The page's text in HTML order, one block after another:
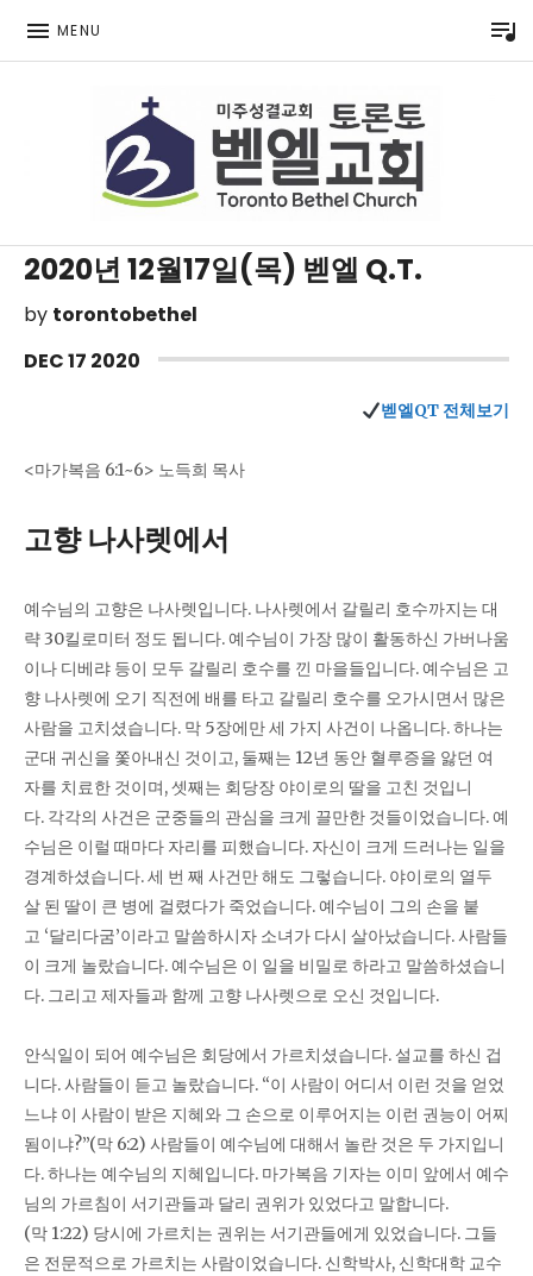
MENU
2020년 12월17일(목) 벧엘 Q.T.
by torontobethel
DEC17 2020
벧엘QT 전체보기
<마가복음 6:1~6> 노득희 목사
고향 나사렛에서
예수님의 고향은 나사렛입니다. 나사렛에서 갈릴리 호수까지는 대
략 30킬로미터 정도 됩니다. 예수님이 가장 많이 활동하신 가버나움
이나 디베랴 등이 모두 갈릴리 호수를 낀 마을들입니다. 예수님은 고
향 나사렛에 오기 직전에 배를 타고 갈릴리 호수를 오가시면서 많은
사람을 고치셨습니다. 막 5장에만 세 가지 사건이 나옵니다. 하나는
군대 귀신을 쫓아내신 것이고, 둘째는 12년 동안 혈루증을 앓던 여
자를 치료한 것이며, 셋째는 회당장 야이로의 딸을 고친 것입니
다. 각각의 사건은 군중들의 관심을 크게 끌만한 것들이었습니다. 예
수님은 이럴 때마다 자리를 피했습니다. 자신이 크게 드러나는 일을
경계하셨습니다. 세 번 째 사건만 해도 그렇습니다. 야이로의 열두
살 된 딸이 큰 병에 걸렸다가 죽었습니다. 예수님이 그의 손을 붙
고 ‘달리다굼’이라고 말씀하시자 소녀가 다시 살아났습니다. 사람들
이 크게 놀랐습니다. 예수님은 이 일을 비밀로 하라고 말씀하셨습니
다. 그리고 제자들과 함께 고향 나사렛으로 오신 것입니다.
안식일이 되어 예수님은 회당에서 가르치셨습니다. 설교를 하신 겁
니다. 사람들이 듣고 놀랐습니다. “이 사람이 어디서 이런 것을 얻었
느냐 이 사람이 받은 지혜와 그 손으로 이루어지는 이런 권능이 어찌
됨이냐?”(막 6:2) 사람들이 예수님에 대해서 놀란 것은 두 가지입니
다. 하나는 예수님의 지혜입니다. 마가복음 기자는 이미 앞에서 예수
님의 가르침이 서기관들과 달리 권위가 있었다고 말합니다.
(막 1:22) 당시에 가르치는 권위는 서기관들에게 있었습니다. 그들
은 전문적으로 가르치는 사람이었습니다. 신학박사, 신학대학 교수